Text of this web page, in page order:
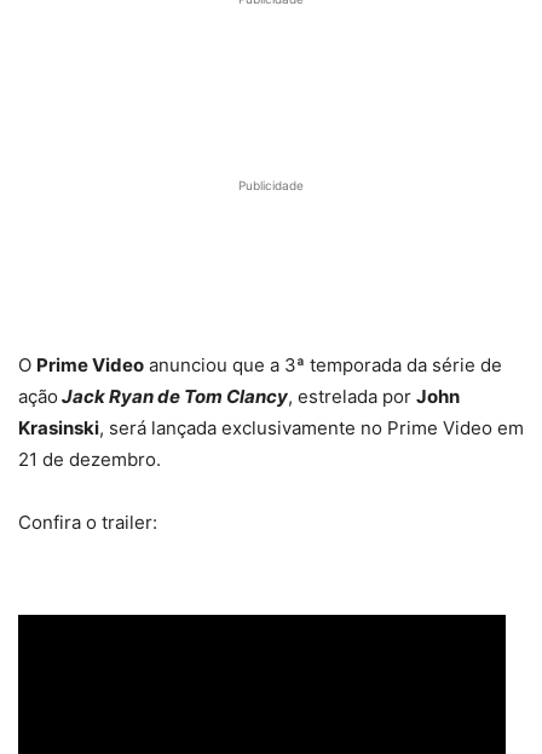
Publicidade
O Prime Video anunciou que a 3ª temporada da série de
ação Jack Ryan de Tom Clancy, estrelada por John
Krasinski, será lançada exclusivamente no Prime Video em
21 de dezembro.
Confira o trailer: